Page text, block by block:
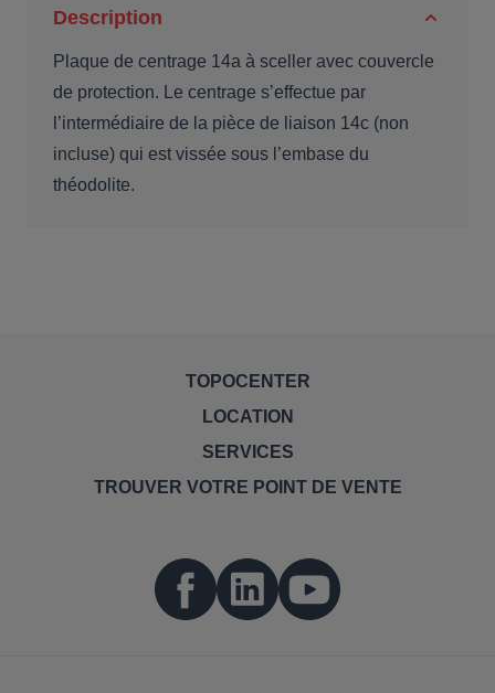
Description
Plaque de centrage 14a à sceller avec couvercle
de protection. Le centrage s’effectue par
l’intermédiaire de la pièce de liaison 14c (non
incluse) qui est vissée sous l’embase du
théodolite.
TOPOCENTER
LOCATION
SERVICES
TROUVER VOTRE POINT DE VENTE